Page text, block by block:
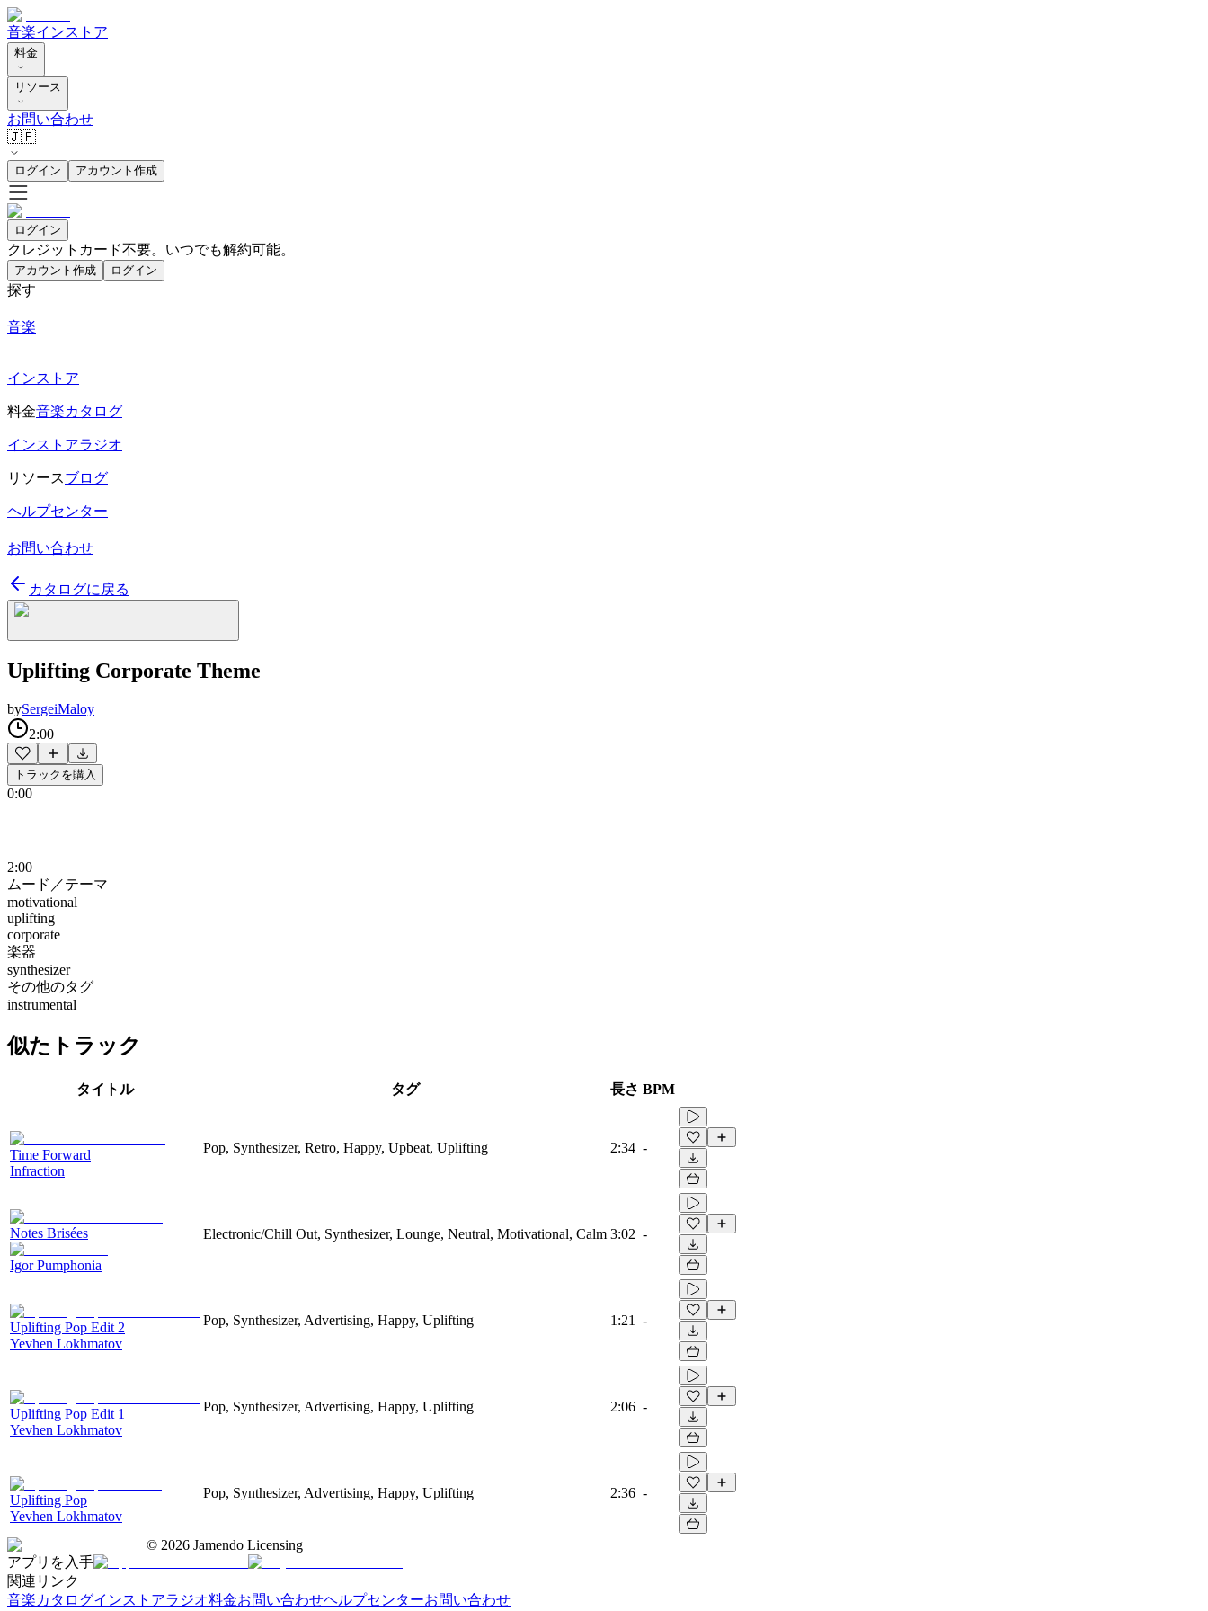
音楽インストア
料金
リソース
お問い合わせ
🇯🇵
ログイン アカウント作成
ログイン
クレジットカード不要。いつでも解約可能。
アカウント作成 ログイン
探す
音楽
インストア
料金音楽カタログ
インストアラジオ
リソースブログ
ヘルプセンター
お問い合わせ
カタログに戻る
Uplifting Corporate Theme
bySergeiMaloy
2:00
トラックを購入
0:00
2:00
ムード／テーマ
motivational
uplifting
corporate
楽器
synthesizer
その他のタグ
instrumental
似たトラック
タイトル タグ 長さ BPM
Time Forward
Infraction
Pop, Synthesizer, Retro, Happy, Upbeat, Uplifting 2:34 -
Notes Brisées
Igor Pumphonia
Electronic/Chill Out, Synthesizer, Lounge, Neutral, Motivational, Calm 3:02 -
Uplifting Pop Edit 2
Yevhen Lokhmatov
Pop, Synthesizer, Advertising, Happy, Uplifting 1:21 -
Uplifting Pop Edit 1
Yevhen Lokhmatov
Pop, Synthesizer, Advertising, Happy, Uplifting 2:06 -
Uplifting Pop
Yevhen Lokhmatov
Pop, Synthesizer, Advertising, Happy, Uplifting 2:36 -
© 2026 Jamendo Licensing
アプリを入手
関連リンク
音楽カタログインストアラジオ料金お問い合わせヘルプセンターお問い合わせ